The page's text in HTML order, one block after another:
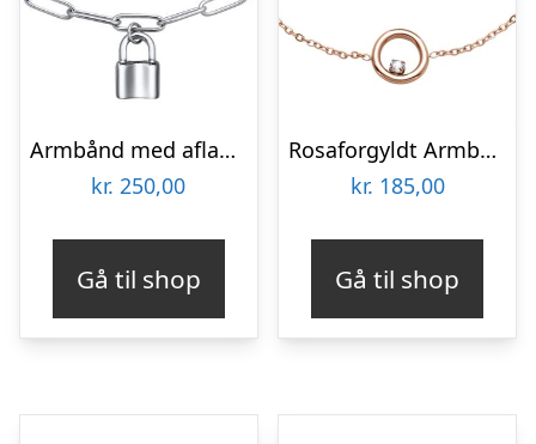
Armbånd med aflange led og Love Lock – Mulighed for gravering
kr. 250,00
Gå til shop
Rosaforgyldt Armbånd med Ring og Zirkonia – Mulighed for gravering
kr. 185,00
Gå til shop